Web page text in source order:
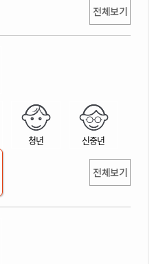
전체보기
청년 신중년
전체보기